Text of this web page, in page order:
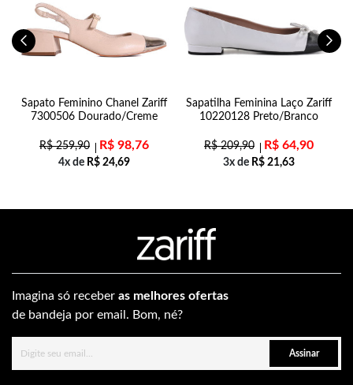
Sapato Feminino Chanel Zariff
7300506 Dourado/Creme
R$259,90 R$ 98,76
4x de R$ 24,69
Sapatilha Feminina Laço Zariff
10220128 Preto/Branco
R$209,90 R$ 64,90
3x de R$ 21,63
Imagina só receber as melhores ofertas
de bandeja por email. Bom, né?
Assinar